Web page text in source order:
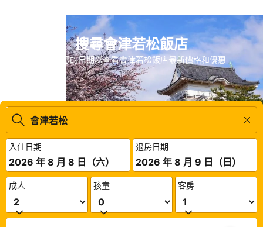
搜尋會津若松飯店
請輸入您的日期以查看會津若松飯店最新價格和優惠
入住日期
2026 年 8 月 8 日（六）
退房日期
2026 年 8 月 9 日（日）
成人 孩童 客房